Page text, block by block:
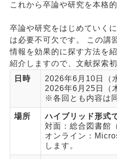
これから卒論や研究を本格
卒論や研究をはじめていく
は必要不可欠です。 この講
情報を効果的に探す方法を
紹介しますので、文献探索
日時
2026年6月10日（
2026年6月25日（
※各回とも内容は
場所
ハイブリッド形式
対面：総合図書館
オンライン：
します。